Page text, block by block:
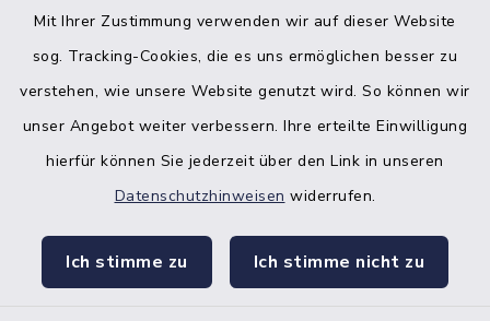
Mit Ihrer Zustimmung verwenden wir auf dieser Website
sog. Tracking-Cookies, die es uns ermöglichen besser zu
verstehen, wie unsere Website genutzt wird. So können wir
unser Angebot weiter verbessern. Ihre erteilte Einwilligung
hierfür können Sie jederzeit über den Link in unseren
Datenschutzhinweisen widerrufen.
Ich stimme zu Ich stimme nicht zu
facebook